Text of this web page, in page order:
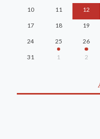
10 11 12
17 18 19
24 25 26
31 1 2